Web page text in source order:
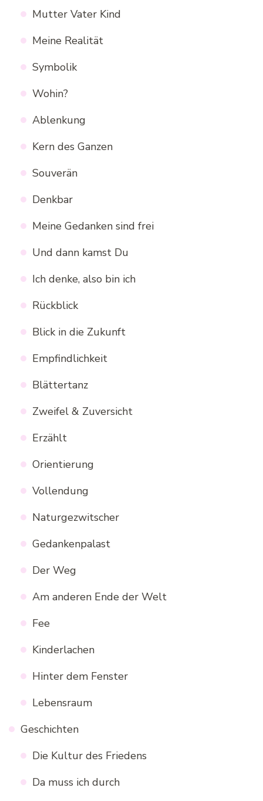
Mutter Vater Kind
Meine Realität
Symbolik
Wohin?
Ablenkung
Kern des Ganzen
Souverän
Denkbar
Meine Gedanken sind frei
Und dann kamst Du
Ich denke, also bin ich
Rückblick
Blick in die Zukunft
Empfindlichkeit
Blättertanz
Zweifel & Zuversicht
Erzählt
Orientierung
Vollendung
Naturgezwitscher
Gedankenpalast
Der Weg
Am anderen Ende der Welt
Fee
Kinderlachen
Hinter dem Fenster
Lebensraum
Geschichten
Die Kultur des Friedens
Da muss ich durch